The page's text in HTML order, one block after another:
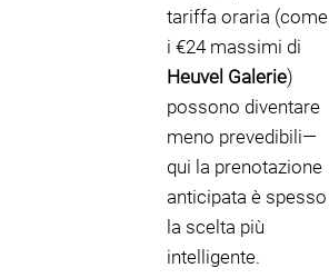
tariffa oraria (come
i €24 massimi di
Heuvel Galerie)
possono diventare
meno prevedibili—
qui la prenotazione
anticipata è spesso
la scelta più
intelligente.